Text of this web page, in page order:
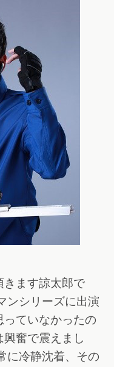
きます諒太郎で
ンシリーズに出演
ていなかったの
奮で震えまし
に冷静沈着、その